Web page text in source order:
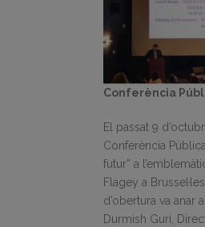
Conferència
El passat 9
Conferència
futur” a
Flagey a
d’obertura va anar
Durmish Guri,